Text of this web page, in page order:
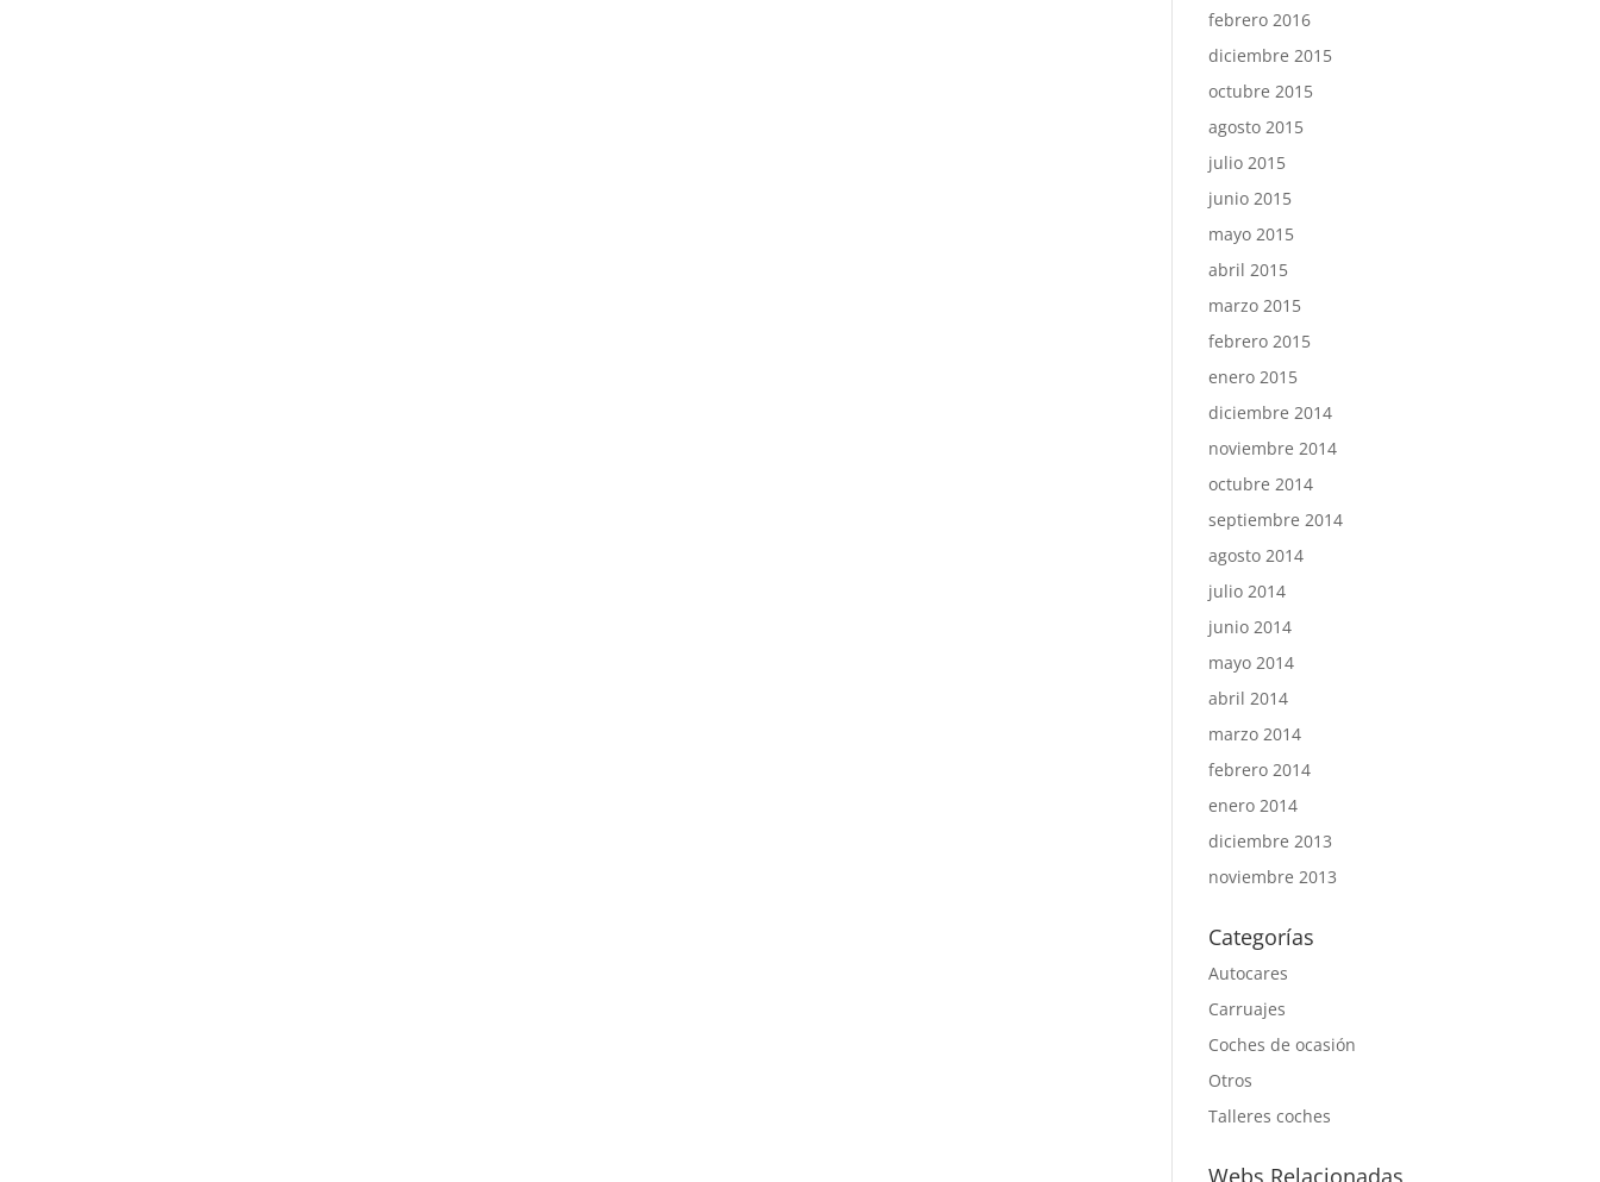
febrero 2016
diciembre 2015
octubre 2015
agosto 2015
julio 2015
junio 2015
mayo 2015
abril 2015
marzo 2015
febrero 2015
enero 2015
diciembre 2014
noviembre 2014
octubre 2014
septiembre 2014
agosto 2014
julio 2014
junio 2014
mayo 2014
abril 2014
marzo 2014
febrero 2014
enero 2014
diciembre 2013
noviembre 2013
Categorías
Autocares
Carruajes
Coches de ocasión
Otros
Talleres coches
Webs Relacionadas